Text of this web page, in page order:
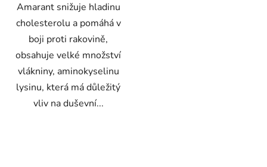
Amarant snižuje hladinu
cholesterolu a pomáhá v
boji proti rakovině,
obsahuje velké množství
vlákniny, aminokyselinu
lysinu, která má důležitý
vliv na duševní...